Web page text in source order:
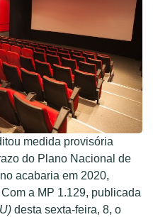
medida provisória
do Plano Nacional de
acabaria em 2020,
a MP 1.129, publicada
desta sexta-feira, 8, o